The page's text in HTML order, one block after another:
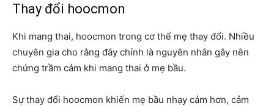
Thay đổi hoocmon
Khi mang thai, hoocmon trong cơ thể mẹ thay đổi. Nhiều
chuyên gia cho rằng đây chính là nguyên nhân gây nên
chứng trầm cảm khi mang thai ở mẹ bầu.
Sự thay đổi hoocmon khiến mẹ bầu nhạy cảm hơn, cảm